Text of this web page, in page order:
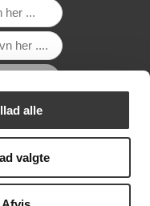
alle
valgte